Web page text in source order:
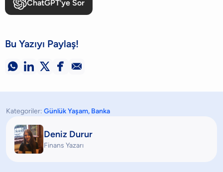
ChatGPT’ye Sor
Bu Yazıyı Paylaş!
    
Kategoriler: Günlük Yaşam, Banka
Deniz Durur
Finans Yazarı